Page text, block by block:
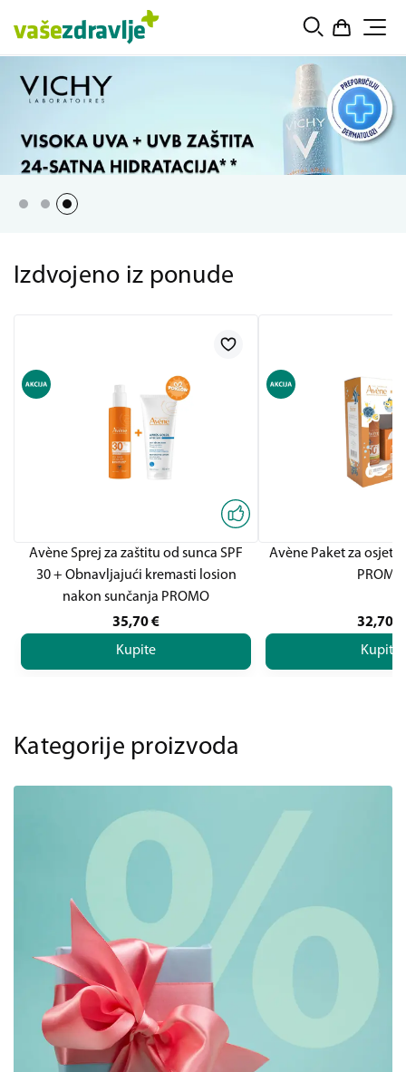
Izdvojeno iz ponude
Avène Sprej za zaštitu od sunca SPF
30 + Obnavljajući kremasti losion
nakon sunčanja PROMO
35,70€
Kupite
Avène Paket za
PROMO
32,70
Kupite
Kategorije proizvoda